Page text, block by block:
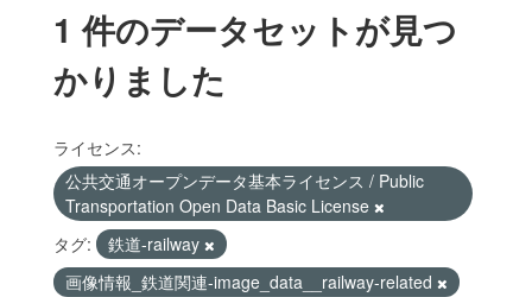
1 件のデータセットが見つ
かりました
ライセンス:
公共交通オープンデータ基本ライセンス / Public
Transportation Open Data Basic License
タグ:
鉄道-railway
画像情報_鉄道関連-image_data__railway-related